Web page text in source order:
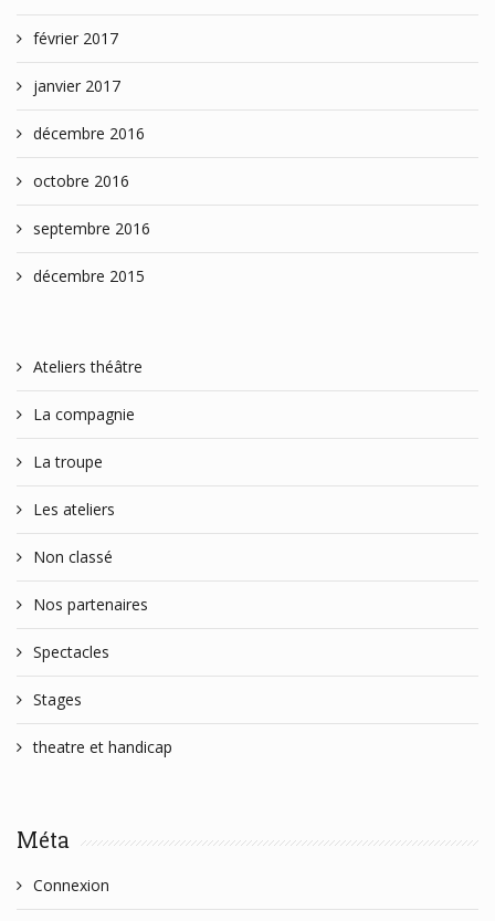
février 2017
janvier 2017
décembre 2016
octobre 2016
septembre 2016
décembre 2015
Ateliers théâtre
La compagnie
La troupe
Les ateliers
Non classé
Nos partenaires
Spectacles
Stages
theatre et handicap
Méta
Connexion